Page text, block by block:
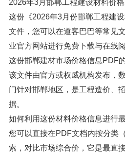
2026年3月邯郸工程建设材料价
这份《2026年3月份邯郸工程建
文件，您可以在道客巴巴等常见
业官方网站进行免费下载与在线
这份邯郸建材市场价格信息PDF
该文件由官方或权威机构发布，
门针对邯郸地区，是工程造价、
据。
如何利用这份材料价格信息进行
您可以直接在PDF文档内按分类
索，对比市场综合价，它是最直